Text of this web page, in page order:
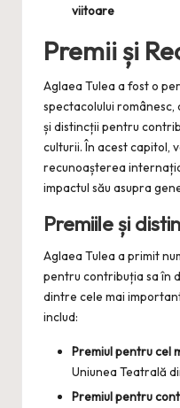
viitoare
Premii și
Aglaea Tulea a fost o
spectacolului
și distincții pentru
culturii. În acest capitol,
recunoașterea
impactul său asupra
Premiile și
Aglaea Tulea a primit
pentru contribuția sa în
dintre cele mai
includ:
Premiul pentru cel
Uniunea Teatrală
Premiul pentru